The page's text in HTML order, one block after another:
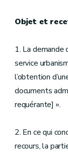
Objet et
1. La
service
l’obtention
documents
requérante] ».
2. En ce qui
recours, la